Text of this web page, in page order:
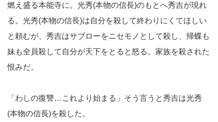
燃え盛る本能寺に。光秀(本物の信長)のもとへ秀吉が現れ
る。光秀(本物の信長)は自分を殺して終わりにくてほしい
と頼むが、秀吉はサブローをニセモノとして殺し、帰蝶も
妹も全員殺して自分が天下をとると怒る。家族を殺された
恨みだ。
「わしの復讐…これより始まる」そう言うと秀吉は光秀
(本物の信長)を殺した。